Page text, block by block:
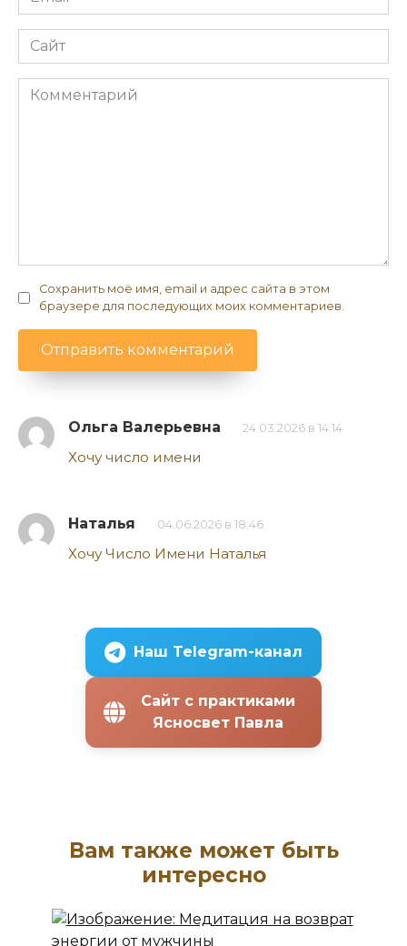
*
Сайт
Комментарий
Сохранить моё имя, email и адрес сайта в этом
браузере для последующих моих комментариев.
Ольга Валерьевна 24.03.2026 в 14:14
Хочу число имени
Наталья 04.06.2026 в 18:46
Хочу Число Имени Наталья
Наш Telegram-канал
Сайт с практиками
Ясносвет Павла
Вам также может быть
интересно